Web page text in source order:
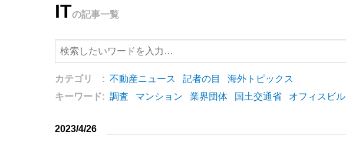
ITの記事一覧
カテゴリ : 不動産ニュース 記者の目
海外トピックス
キーワード: 調査 マンション 業界団体 国土交通省 オフィスビル
2023/4/26